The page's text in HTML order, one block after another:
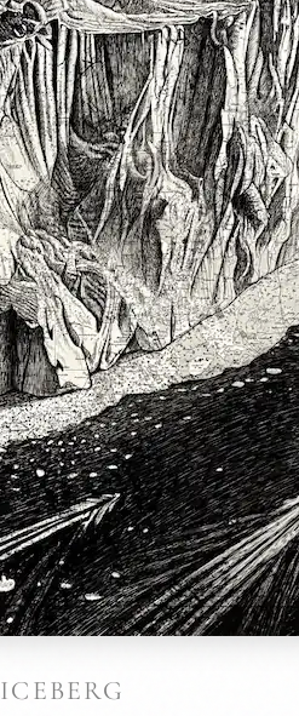
ICEBERG